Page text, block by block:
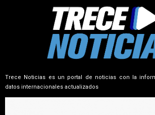
Trece Noticias es un portal de noticias con la
datos internacionales actualizados